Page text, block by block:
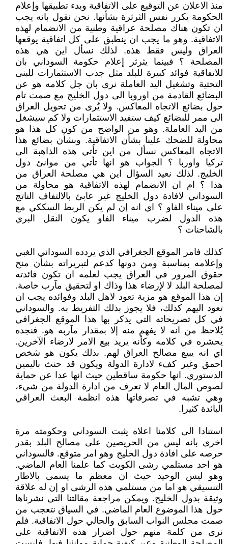
منذ الاعلان عن التوقيع على الاتفاقية وبدء تطبيقها وإعلام
الحكومة يكرر نفس الثرثرة بشأنها. نحن نقول بانه يجب
ان تكون هناك مصلحة عراقية وطنية من الانضمام لهذه
الاتفاقية. وهو ما يجب ان ينطبق على كل اتفاقية يوقعها
العراق وليس فقط هذه. لذلك نسأل اين هي هذه
المصلحة ؟ فبينما يثرثر إعلام حكومة السوداني بان
للاتفاقية فوائد كبيرة للبلد مثل جذب الاستثمارات للبنى
التحتية وتشغيل اليد العاملة نرى بان جل كلامه هو عن
البضائع القادمة من اوروبا الى دول الخليج مع صمت تام
حول بضائع الاتجاه المعاكس. ولا يُرى من تحويل العراق
الى ممر للبضائع كيف ستفيد الاستثمارات ولا كم سيشغل
من اليد العاملة. وهو من الواضح من كون كل هذا هو
محاولة للضحك علينا بشأن الاتفاقية. وبشأن بضائع هذا
الاتجاه المعاكس نسأل من اين تأتي هذه الذاهبة الى
تركيا واوربا ؟ الجواب هو انها تأتي من موانئ دول
الخليج. لذلك نعيد السؤال اين هي مصلحة العراق من
هذا ؟ ام ان الانضمام لهذه الاتفاقية هو محاولة من
السوداني لافادة دول الخليج غير عابئ بالالتفاف الناتج
على ميناء الفاو ؟ اي انه إن لم يكن الربط السككي مع
هذه الدول لضرب ميناء الفاو يكون النقل البري
بالشاحنات ؟
كذلك فامر الموقع الجغرافي الذي يردده السوداني الغبي
وإعلامه بمناسبة ومن دونها كدعم لتبريراته بشأن منح
حقوق المرور في العراق يجب لعلمه ان تكون فائدته
لمصلحة البلد لا لإرضاء هذا وذاك او لتحقيق مآرب خاصة.
إن هذا الموقع هو مزية تعود لاهل البلد وفوائده يجب ان
تعود اليهم كذلك، فلا يجوز بذلك التفريط به. والسوداني
في كل تصريحاته التي يذكر بها هذا الموقع الجغرافي
يُلاحظ من انه لا يفهم منه إلا بمقدار مآربه هو. فنجده
يحشره في كلامه وكأنه يريد بيع الامر لارضاء الآخرين.
اي انه يبيع مصالح العراق لهم. بذلك يكون هو شخص
احمق وغير كفء لادارة الدولة ويكون قد حنث باليمين
الدستوري. انها حكومة ساقطين حيث انها عدا عن حماية
لصوص المال العام لا تعرف من ادارة الدولة من شيء،
وهي تشبه في تصرفاتها هذه انظمة البعث العراقي
البائدة كثيرا.
استنادا الى كلامنا اعلاه يثبت السوداني وحكومته مرة
اخرى بانه ليس من الحريصين على مصالح البلد بقدر
حرصه على افادة دول الخليج وهو امر متوقع. فالسوداني
هو احد مستلمي رشى الكويت كما علمنا العام الماضي.
وهو ليس الوحيد حيث ان معظم ما يسمى بالاطار
التنسيقي هو اما من مستلمي هذه الرشى او إن له علاقة
وثيقة بدول الخليج. ويمكن مراجعة مقالتنا التي نشرناها
حول هذا الموضوع العام الماضي. في السياق نتعجب من
صمت مجلس النواب السابق والحالي حول الاتفاقية. فلم
نرى من كلمة منهم حول اضرار هذه الاتفاقية على